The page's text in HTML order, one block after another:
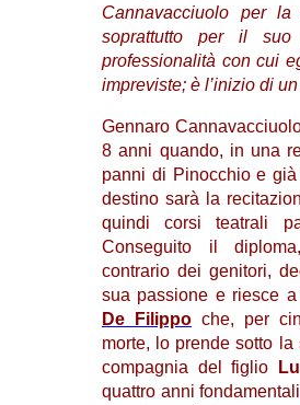
Cannavacciuolo per
soprattutto per il
professionalità con cui
impreviste; è l’inizio di
Gennaro
8 anni quando, in una
panni di Pinocchio e
destino sarà la
quindi corsi teatrali
Conseguito il
contrario dei genitori,
sua passione e riesce
De Filippoche, per
morte, lo prende sotto
compagnia del figlio
quattro anni